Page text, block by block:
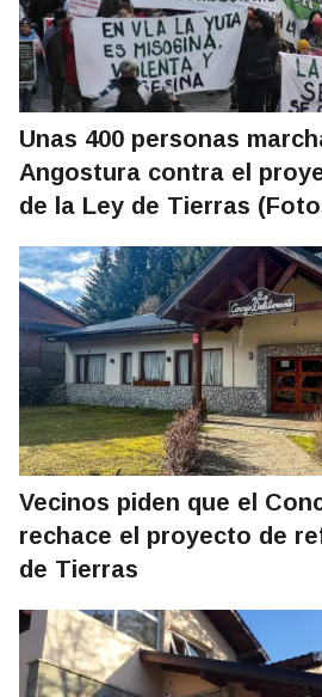
Unas 400 personas
Angostura contra el
de la Ley de Tierras
Vecinos piden que el
rechace el proyecto de
de Tierras